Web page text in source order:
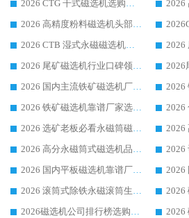
2026 CTG 干式磁选机选购指南|行业口碑靠谱生产厂家领域强者推荐
2026 高精度粉料磁选机头部厂家选购指南 行业口碑靠谱品牌推荐 领域强者华体会手机网页版-华体会(中国) 解析
2026 CTB 湿式永磁磁选机选购指南|行业口碑良好品牌推荐，领域强者华体会手机网页版-华体会(中国)
2026 尾矿磁选机行业口碑领域强者，源头直供国内主流厂家华体会手机网页版-华体会(中国) 一站式服务
2026 国内主流铁矿磁选机厂家选购指南|行业口碑好品牌推荐，领域强者华体会手机网页版-华体会(中国)
2026 铁矿磁选机靠谱厂家选购指南，领域强者华体会手机网页版-华体会(中国) 铁矿磁选机性价比高
2026 选矿老板必看永磁筒磁选机推荐 行业头部品牌口碑设备选购全攻略
2026 高分永磁筒式磁选机品牌推荐 选矿设备强者对比测评采购避坑全攻略
2026 国内平板磁选机靠谱厂家排名 行业实测口碑设备按需选购全指南
2026 滚筒式除铁永磁滚筒生产厂家推荐排名|行业口碑选购指南，领域强者源头厂商精选
2026磁选机公司排行榜选购指南|正规源头厂家推荐，领域强者高性价比靠谱信赖品牌